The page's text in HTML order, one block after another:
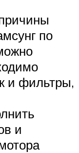
по
и фильтры,
и